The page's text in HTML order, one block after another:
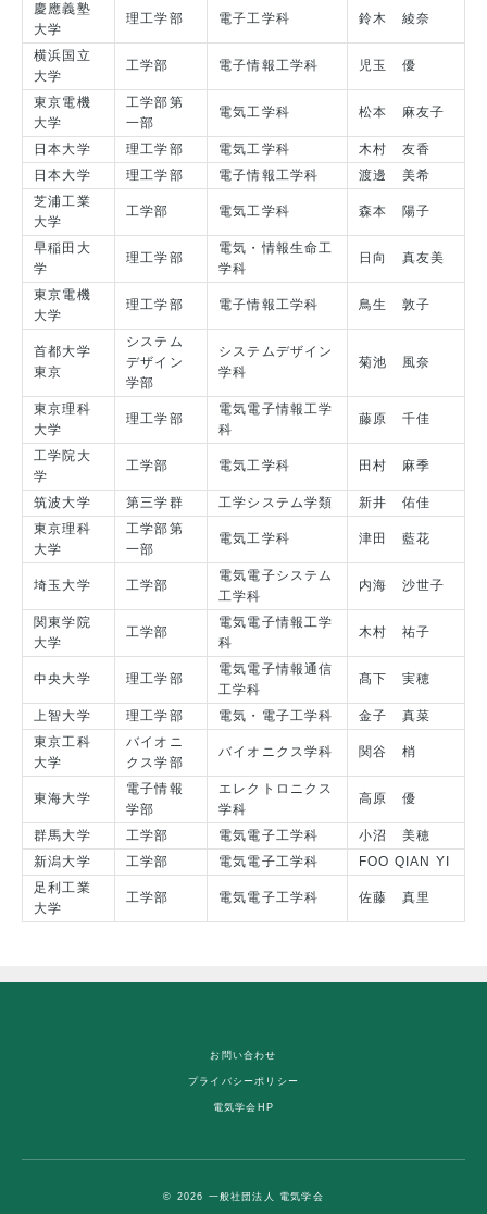
慶應義塾
大学
理工学部 電子工学科 鈴木 綾奈
横浜国立
大学
工学部 電子情報工学科 児玉 優
東京電機
大学
工学部第
一部
電気工学科 松本 麻友子
日本大学 理工学部 電気工学科
木村 友香
日本大学
理工学部 電子情報工学科
渡邊 美希
芝浦工業
大学
工学部 電気工学科 森本 陽子
早稲田大
学
理工学部
電気・情報生命工
学科
日向 真友美
東京電機
大学
理工学部 電子情報工学科 鳥生 敦子
首都大学
東京
システム
デザイン
学部
システムデザイン
学科
菊池 風奈
東京理科
大学
理工学部
電気電子情報工学
科
藤原 千佳
工学院大
学
工学部 電気工学科 田村 麻季
筑波大学 第三学群 工学システム学類
新井 佑佳
東京理科
大学
工学部第
一部
電気工学科 津田 藍花
埼玉大学 工学部
電気電子システム
工学科
内海 沙世子
関東学院
大学
工学部
電気電子情報工学
科
木村 祐子
中央大学 理工学部
電気電子情報通信
工学科
髙下 実穂
上智大学 理工学部 電気・電子工学科
金子 真菜
東京工科
大学
バイオニ
クス学部
バイオニクス学科 関谷 梢
東海大学
電子情報
学部
エレクトロニクス
学科
高原 優
群馬大学 工学部 電気電子工学科
小沼 美穂
新潟大学
工学部 電気電子工学科
FOO QIAN YI
足利工業
大学
工学部 電気電子工学科 佐藤 真里
お問い合わせ
プライバシーポリシー
電気学会HP
© 2026 一般社団法人 電気学会